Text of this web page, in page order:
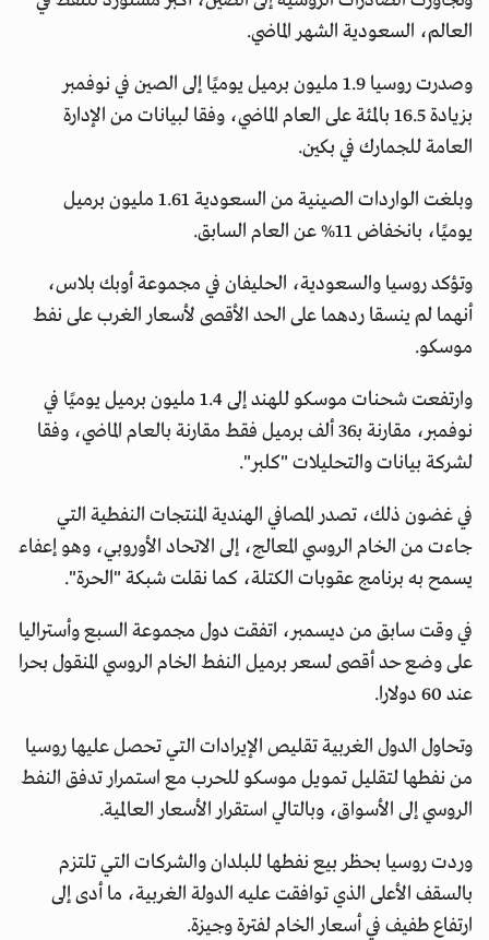
العالم، السعودية الشهر الماضي.
وصدرت روسيا 1.9 مليون برميل يوميًا إلى الصين في نوفمبر
بزيادة 16.5 بالمئة على العام الماضي، وفقا لبيانات من الإدارة
العامة للجمارك في بكين.
وبلغت الواردات الصينية من السعودية 1.61 مليون برميل
يوميًا، بانخفاض 11% عن العام السابق.
وتؤكد روسيا والسعودية، الحليفان في مجموعة أوبك بلاس،
أنهما لم ينسقا ردهما على الحد الأقصى لأسعار الغرب على نفط
موسكو.
وارتفعت شحنات موسكو للهند إلى 1.4 مليون برميل يوميًا في
نوفمبر، مقارنة بـ36 ألف برميل فقط مقارنة بالعام الماضي، وفقا
لشركة بيانات والتحليلات "كلبر".
في غضون ذلك، تصدر المصافي الهندية المنتجات النفطية التي
جاءت من الخام الروسي المعالج، إلى الاتحاد الأوروبي، وهو إعفاء
يسمح به برنامج عقوبات الكتلة، كما نقلت شبكة "الحرة".
في وقت سابق من ديسمبر، اتفقت دول مجموعة السبع وأستراليا
على وضع حد أقصى لسعر برميل النفط الخام الروسي المنقول بحرا
عند 60 دولارا.
وتحاول الدول الغربية تقليص الإيرادات التي تحصل عليها روسيا
من نفطها لتقليل تمويل موسكو للحرب مع استمرار تدفق النفط
الروسي إلى الأسواق، وبالتالي استقرار الأسعار العالمية.
وردت روسيا بحظر بيع نفطها للبلدان والشركات التي تلتزم
بالسقف الأعلى الذي توافقت عليه الدولة الغربية، ما أدى إلى
ارتفاع طفيف في أسعار الخام لفترة وجيزة.